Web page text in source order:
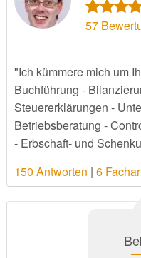
57
"Ich kümmere mich um
Buchführung -
Steuererklärungen -
Betriebsberatung -
- Erbschaft- und
150 Antworten | 6